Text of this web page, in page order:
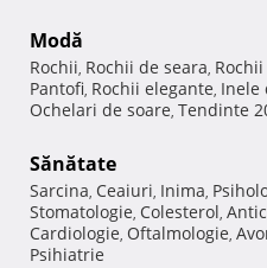
Modă
Rochii, Rochii de seara,
Pantofi, Rochii elegante, Inele
Ochelari de soare, Tendinte
Sănătate
Sarcina, Ceaiuri, Inima,
Stomatologie, Colesterol,
Cardiologie, Oftalmologie,
Psihiatrie